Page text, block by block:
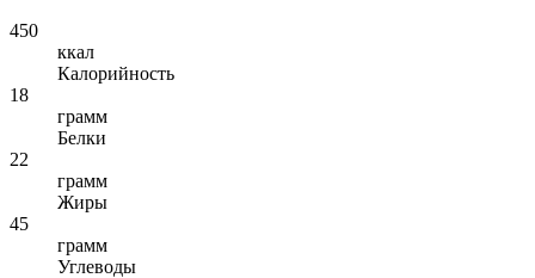
450
ккал
Калорийность
18
грамм
Белки
22
грамм
Жиры
45
грамм
Углеводы